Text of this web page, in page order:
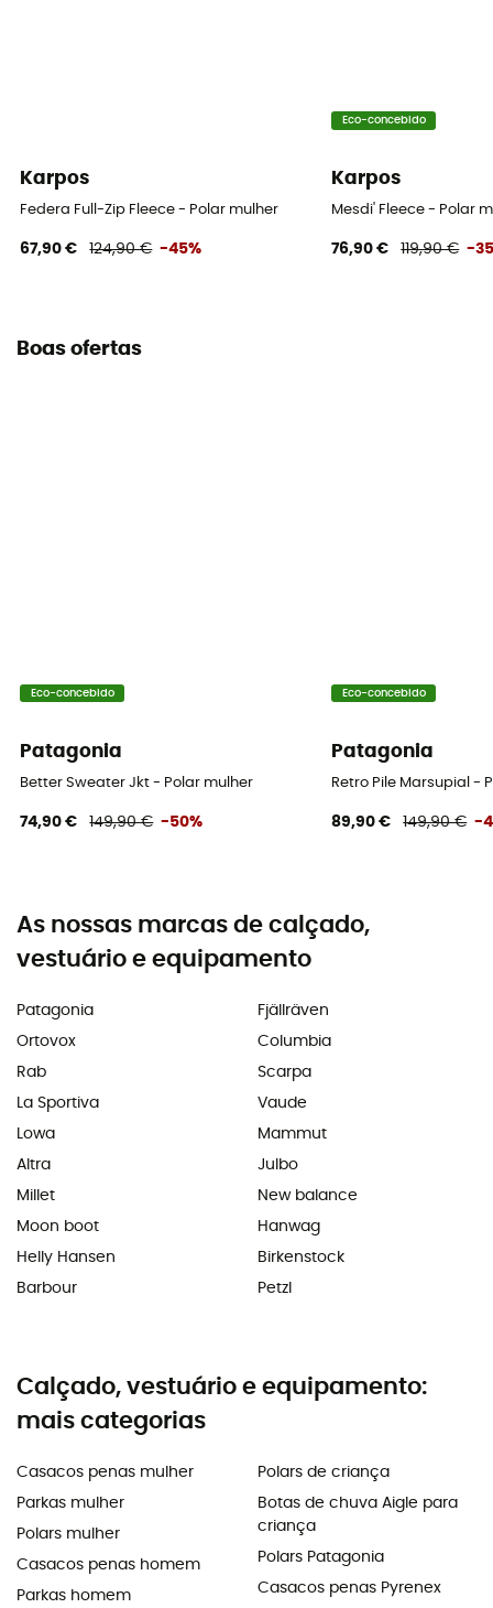
Karpos
Federa Full-Zip Fleece - Polar mulher
67,90 € 124,90 € -45%
Eco-concebido
Karpos
Mesdi' Fleece - Polar
76,90 € 119,90 € -
Boas ofertas
Eco-concebido
Patagonia
Better Sweater Jkt - Polar mulher
74,90 € 149,90 € -50%
Eco-concebido
Patagonia
Retro Pile Marsupial -
89,90 € 149,90 € -
As nossas marcas de calçado,
vestuário e equipamento
Patagonia
Ortovox
Rab
La Sportiva
Lowa
Altra
Millet
Moon boot
Helly Hansen
Barbour
Fjällräven
Columbia
Scarpa
Vaude
Mammut
Julbo
New balance
Hanwag
Birkenstock
Petzl
Calçado, vestuário e equipamento:
mais categorias
Casacos penas mulher
Parkas mulher
Polars mulher
Casacos penas homem
Parkas homem
Polars de criança
Botas de chuva Aigle para
criança
Polars Patagonia
Casacos penas Pyrenex